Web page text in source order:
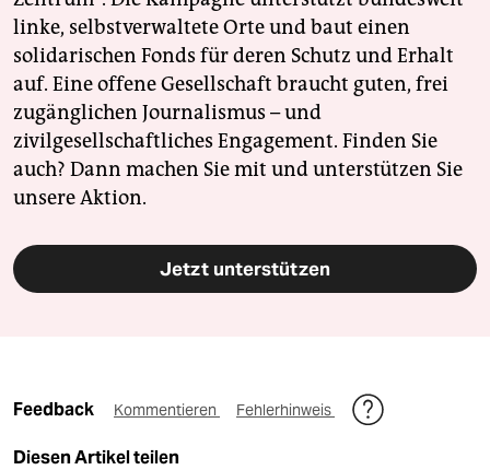
linke, selbstverwaltete Orte und baut einen
solidarischen Fonds für deren Schutz und Erhalt
auf. Eine offene Gesellschaft braucht guten, frei
zugänglichen Journalismus – und
zivilgesellschaftliches Engagement. Finden Sie
auch? Dann machen Sie mit und unterstützen Sie
unsere Aktion.
Jetzt unterstützen
Feedback Kommentieren Fehlerhinweis
Diesen Artikel teilen